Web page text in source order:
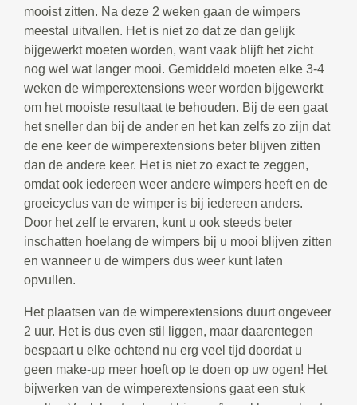
mooist zitten. Na deze 2 weken gaan de wimpers
meestal uitvallen. Het is niet zo dat ze dan gelijk
bijgewerkt moeten worden, want vaak blijft het zicht
nog wel wat langer mooi. Gemiddeld moeten elke 3-4
weken de wimperextensions weer worden bijgewerkt
om het mooiste resultaat te behouden. Bij de een gaat
het sneller dan bij de ander en het kan zelfs zo zijn dat
de ene keer de wimperextensions beter blijven zitten
dan de andere keer. Het is niet zo exact te zeggen,
omdat ook iedereen weer andere wimpers heeft en de
groeicyclus van de wimper is bij iedereen anders.
Door het zelf te ervaren, kunt u ook steeds beter
inschatten hoelang de wimpers bij u mooi blijven zitten
en wanneer u de wimpers dus weer kunt laten
opvullen.
Het plaatsen van de wimperextensions duurt ongeveer
2 uur. Het is dus even stil liggen, maar daarentegen
bespaart u elke ochtend nu erg veel tijd doordat u
geen make-up meer hoeft op te doen op uw ogen! Het
bijwerken van de wimperextensions gaat een stuk